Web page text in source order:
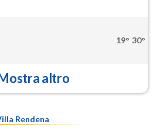
19° 30°
altro
Rendena